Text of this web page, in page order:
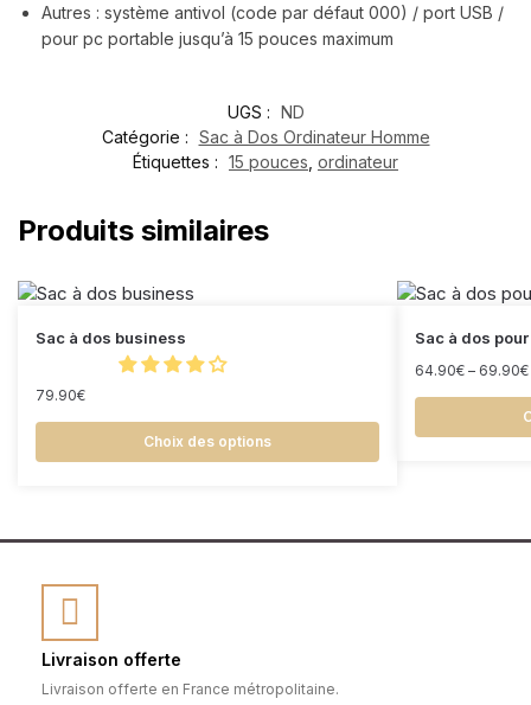
Autres : système antivol (code par défaut 000) / port USB /
pour pc portable jusqu’à 15 pouces maximum
UGS : ND
Catégorie : Sac à Dos Ordinateur Homme
Étiquettes : 15 pouces ordinateur
Produits similaires
Sac à dos business
79.90€
Choix des options
Sac à dos
64.90€ – 69.90€
Livraison offerte
Livraison offerte en France métropolitaine.